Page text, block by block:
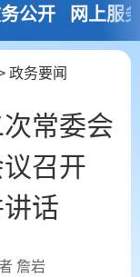
公开 网上服
政务要闻
常委会
召开
话
詹岩